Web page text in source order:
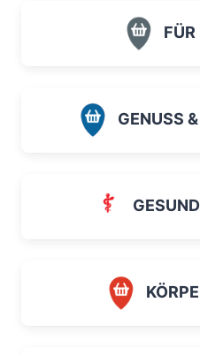
GENUSS